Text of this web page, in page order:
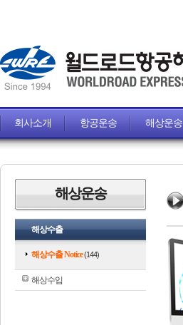
회사소개 항공운송 해상운송
해상운송
해상수출
해상수출 Notice(144)
해상수입